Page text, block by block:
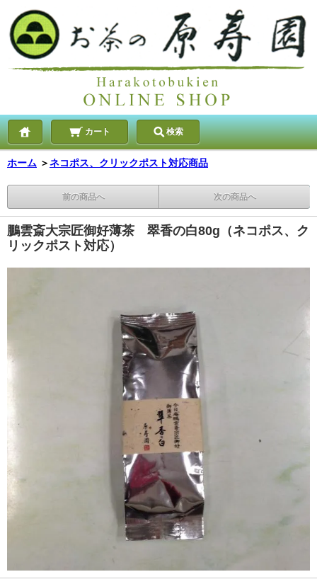
カート 検索
ホーム ＞ネコポス、クリックポスト対応商品
前の商品へ 次の商品へ
鵬雲斎大宗匠御好薄茶 翠香の白80g（ネコポス、ク
リックポスト対応）